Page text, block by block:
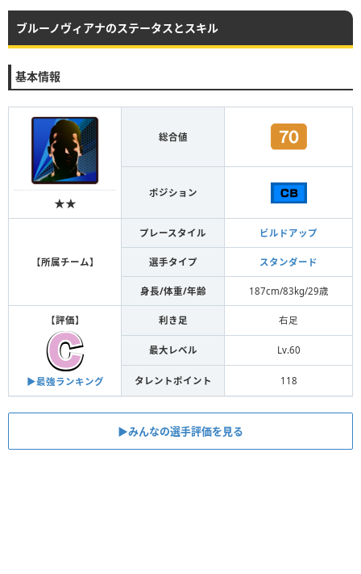
ブルーノヴィアナのステータスとスキル
基本情報
★★
総合値
ポジション
【所属チーム】
プレースタイル ビルドアップ
選手タイプ スタンダード
身長/体重/年齢 187cm/83kg/29歳
【評価】
▶︎最強ランキング
利き足 右足
最大レベル Lv.60
タレントポイント 118
▶︎みんなの選手評価を見る